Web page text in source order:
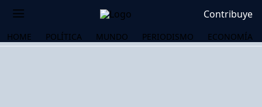
Contribuye
HOME POLÍTICA MUNDO PERIODISMO ECONOMÍA